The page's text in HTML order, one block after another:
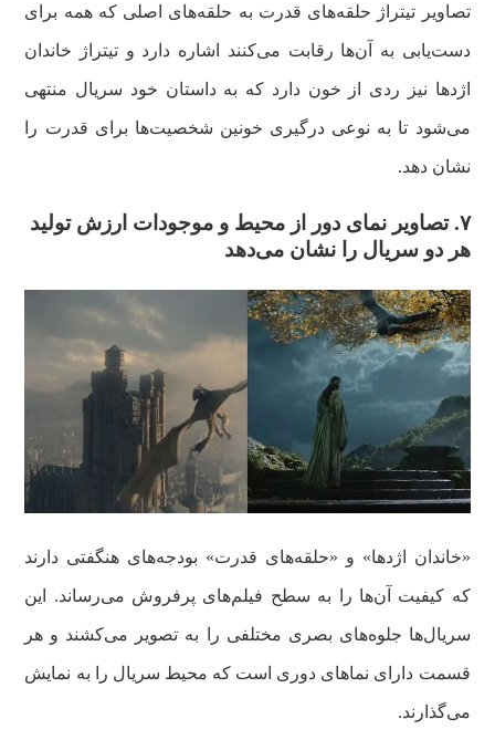
تصاویر تیتراژ حلقه‌های قدرت به حلقه‌های اصلی که همه برای
دست‌یابی به آن‌ها رقابت می‌کنند اشاره دارد و تیتراژ خاندان
اژدها نیز ردی از خون دارد که به داستان خود سریال منتهی
می‌شود تا به نوعی درگیری خونین شخصیت‌ها برای قدرت را
نشان دهد.
۷. تصاویر نمای دور از محیط و موجودات ارزش تولید
هر دو سریال را نشان می‌دهد
«خاندان اژدها» و «حلقه‌های قدرت» بودجه‌های هنگفتی دارند
که کیفیت آن‌ها را به سطح فیلم‌های پرفروش می‌رساند. این
سریال‌ها جلوه‌های بصری مختلفی را به تصویر می‌کشند و هر
قسمت دارای نماهای دوری است که محیط سریال را به نمایش
می‌گذارند.